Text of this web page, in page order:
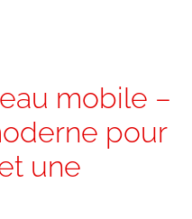
mobile –
pour
une